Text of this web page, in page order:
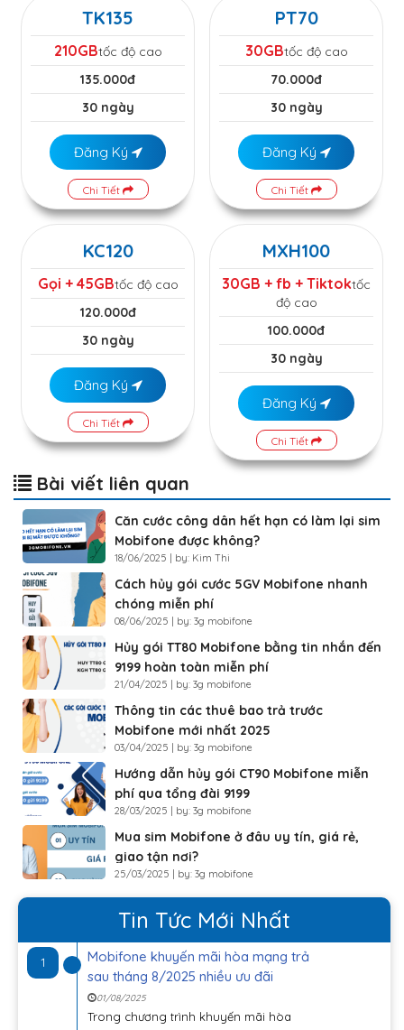
TK135
210GBtốc độ cao
135.000đ
30 ngày
Đăng Ký
Chi Tiết
PT70
30GBtốc độ cao
70.000đ
30 ngày
Đăng Ký
Chi Tiết
KC120
Gọi + 45GBtốc độ cao
120.000đ
30 ngày
Đăng Ký
Chi Tiết
MXH100
30GB + fb + Tiktoktốc
độ cao
100.000đ
30 ngày
Đăng Ký
Chi Tiết
Bài viết liên quan
Căn cước công dân hết hạn có làm lại sim
Mobifone được không?
18/06/2025 | by: Kim Thi
Cách hủy gói cước 5GV Mobifone nhanh
chóng miễn phí
08/06/2025 | by: 3g mobifone
Hủy gói TT80 Mobifone bằng tin nhắn đến
9199 hoàn toàn miễn phí
21/04/2025 | by: 3g mobifone
Thông tin các thuê bao trả trước
Mobifone mới nhất 2025
03/04/2025 | by: 3g mobifone
Hướng dẫn hủy gói CT90 Mobifone miễn
phí qua tổng đài 9199
28/03/2025 | by: 3g mobifone
Mua sim Mobifone ở đâu uy tín, giá rẻ,
giao tận nơi?
25/03/2025 | by: 3g mobifone
Tin Tức Mới Nhất
1
Mobifone khuyến mãi hòa mạng trả
sau tháng 8/2025 nhiều ưu đãi
01/08/2025
Trong chương trình khuyến mãi hòa